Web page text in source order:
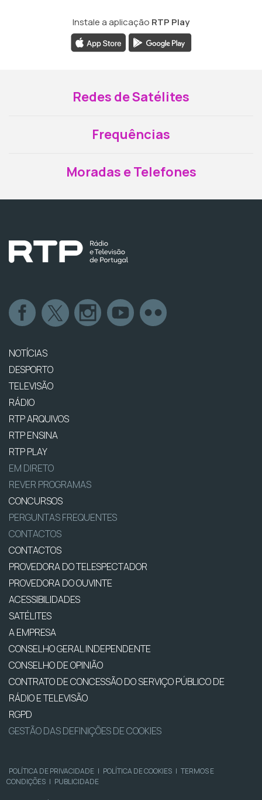
Instale a aplicação RTP Play
Redes de Satélites
Frequências
Moradas e Telefones
NOTÍCIAS
DESPORTO
TELEVISÃO
RÁDIO
RTP ARQUIVOS
RTP ENSINA
RTP PLAY
EM DIRETO
REVER PROGRAMAS
CONCURSOS
PERGUNTAS FREQUENTES
CONTACTOS
CONTACTOS
PROVEDORA DO TELESPECTADOR
PROVEDORA DO OUVINTE
ACESSIBILIDADES
SATÉLITES
A EMPRESA
CONSELHO GERAL INDEPENDENTE
CONSELHO DE OPINIÃO
CONTRATO DE CONCESSÃO DO SERVIÇO PÚBLICO DE
RÁDIO E TELEVISÃO
RGPD
GESTÃO DAS DEFINIÇÕES DE COOKIES
POLÍTICA DE PRIVACIDADE | POLÍTICA DE COOKIES | TERMOS E
CONDIÇÕES | PUBLICIDADE